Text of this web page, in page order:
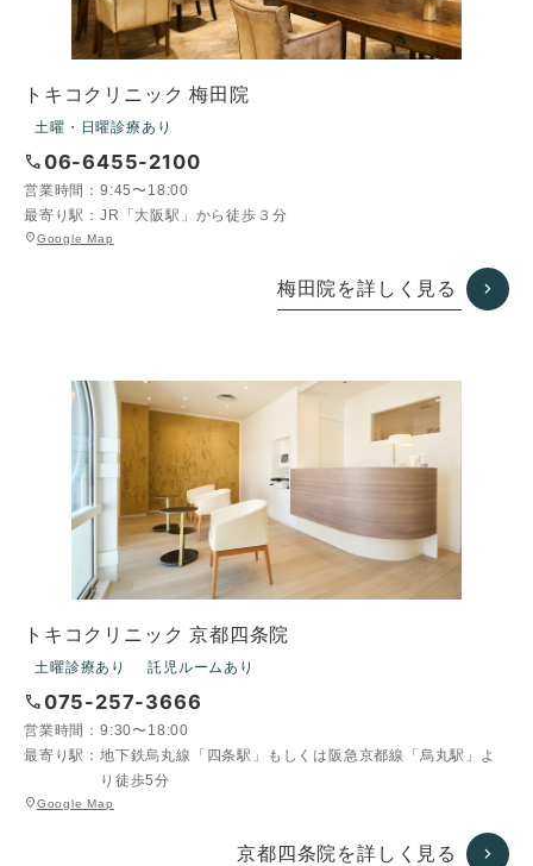
トキコクリニック 梅田院
土曜・日曜診療あり
call06-6455-2100
営業時間： 9:45〜18:00
最寄り駅： JR「大阪駅」から徒歩３分
location_onGoogle Map
グ
梅田院を詳しく見る
トキコクリニック 京都四条院
土曜診療あり 託児ルームあり
call075-257-3666
営業時間： 9:30〜18:00
最寄り駅： 地下鉄烏丸線「四条駅」もしくは阪急京都線「烏丸駅」よ
り徒歩5分
location_onGoogle Map
グ
京都四条院を詳しく見る